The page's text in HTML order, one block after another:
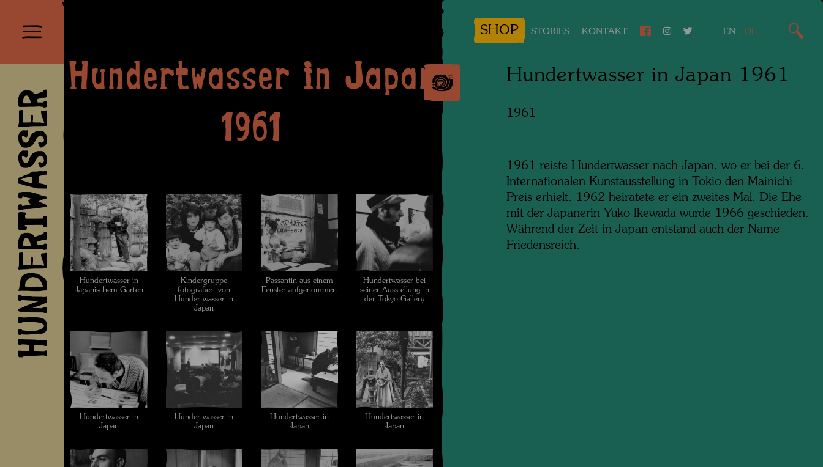
HUNDERTWASSER
SHOP STORIES KONTAKT EN . DE
Hundertwasser in Japan
1961
Hundertwasser in
Japanischem Garten
Kindergruppe
fotografiert von
Hundertwasser in
Japan
Passantin aus einem
Fenster aufgenommen
Hundertwasser bei
seiner Ausstellung in
der Tokyo Gallery
Hundertwasser in
Japan
Hundertwasser in
Japan
Hundertwasser in
Japan
Hundertwasser in
Japan
Hundertwasser in Japan 1961
1961
1961 reiste Hundertwasser nach Japan, wo er bei der 6.
Internationalen Kunstausstellung in Tokio den Mainichi-
Preis erhielt. 1962 heiratete er ein zweites Mal. Die Ehe
mit der Japanerin Yuko Ikewada wurde 1966 geschieden.
Während der Zeit in Japan entstand auch der Name
Friedensreich.